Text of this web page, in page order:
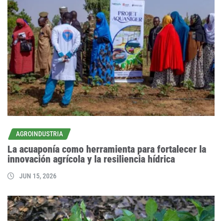
AGROINDUSTRIA
La acuaponía como herramienta para fortalecer la
innovación agrícola y la resiliencia hídrica
JUN 15, 2026